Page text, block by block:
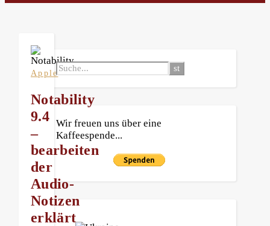
Apple
Notability
9.4
–
bearbeiten
der
Audio-
Notizen
erklärt
Wir freuen uns über eine
Kaffeespende...